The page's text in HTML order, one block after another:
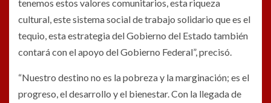
tenemos estos valores comunitarios, esta riqueza
cultural, este sistema social de trabajo solidario que es el
tequio, esta estrategia del Gobierno del Estado también
contará con el apoyo del Gobierno Federal”, precisó.
“Nuestro destino no es la pobreza y la marginación; es el
progreso, el desarrollo y el bienestar. Con la llegada de